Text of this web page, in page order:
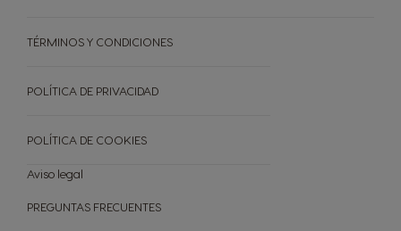
MI NEWSLETTER
TÉRMINOS Y CONDICIONES
POLÍTICA DE PRIVACIDAD
POLÍTICA DE COOKIES
Aviso legal
PREGUNTAS FRECUENTES